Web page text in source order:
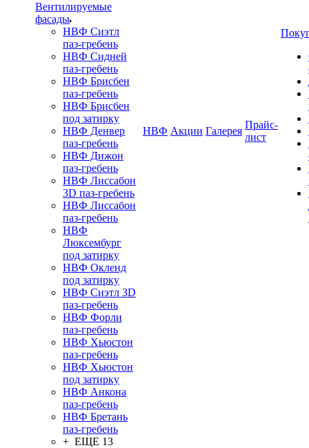
Вентилируемые
фасады
НВФ Сиэтл
паз-гребень
НВФ Сидней
паз-гребень
НВФ Брисбен
паз-гребень
НВФ Брисбен
под затирку
НВФ Денвер
паз-гребень
НВФ Дижон
паз-гребень
НВФ Лиссабон
3D паз-гребень
НВФ Лиссабон
паз-гребень
НВФ
Люксембург
под затирку
НВФ Окленд
под затирку
НВФ Сиэтл 3D
паз-гребень
НВФ Форли
паз-гребень
НВФ Хьюстон
паз-гребень
НВФ Хьюстон
под затирку
НВФ Анкона
паз-гребень
НВФ Бретань
паз-гребень
+ ЕЩЕ 13
НВФ Акции Галерея
Прайс-
лист